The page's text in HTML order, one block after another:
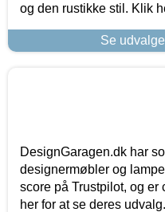
og den rustikke stil. Klik
Se
DesignGaragen.dk har
designermøbler og
score på Trustpilot, og
her for at se deres udvalg.